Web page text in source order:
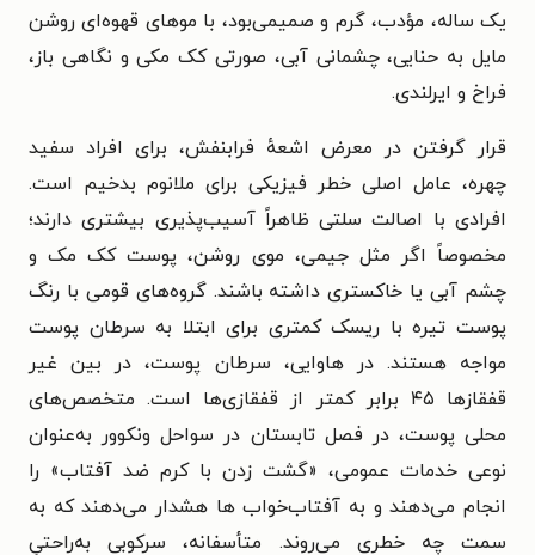
یک ساله، مؤدب، گرم و صمیمی‌بود، با موهای قهوه‌ای روشن
مایل به حنایی، چشمانی آبی، صورتی کک مکی و نگاهی باز،
فراخ و ایرلندی.
قرار گرفتن در معرض اشعهٔ فرابنفش، برای افراد سفید
چهره، عامل اصلی خطر فیزیکی برای ملانوم بدخیم است.
افرادی با اصالت سلتی ظاهراً آسیب‌پذیری بیشتری دارند؛
مخصوصاً اگر مثل جیمی، موی روشن، پوست کک مک و
چشم آبی یا خاکستری داشته باشند. گروه‌های قومی با رنگ
پوست تیره با ریسک کمتری برای ابتلا به سرطان پوست
مواجه هستند. در هاوایی، سرطان پوست، در بین غیر
قفقازها ۴۵ برابر کمتر از قفقازی‌ها است. متخصص‌های
محلی پوست، در فصل تابستان در سواحل ونکوور به‌عنوان
نوعی خدمات عمومی، «گشت زدن با کرم ضد آفتاب» را
انجام می‌دهند و به آفتاب‌خواب ها هشدار می‌دهند که به
سمت چه خطری می‌روند. متأسفانه، سرکوبی به‌راحتیِ